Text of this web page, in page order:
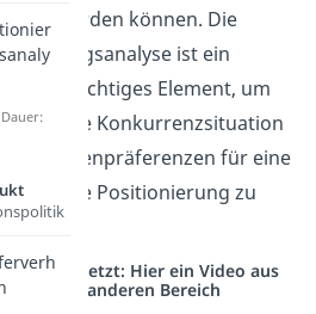
werden können. Die
ist ein
wichtiges Element, um
Markt, die Konkurrenzsituation
die Kundenpräferenzen für eine
Positionierung zu
vernetzt: Hier ein Video aus
einem anderen Bereich